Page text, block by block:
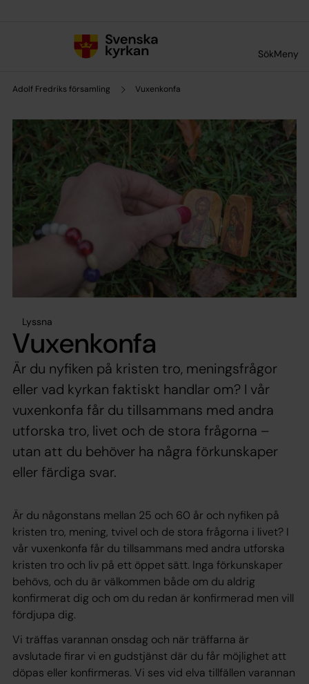
SökMeny
Adolf Fredriks församling Vuxenkonfa
Lyssna
Vuxenkonfa
Är du nyfiken på kristen tro, meningsfrågor
eller vad kyrkan faktiskt handlar om? I vår
vuxenkonfa får du tillsammans med andra
utforska tro, livet och de stora frågorna –
utan att du behöver ha några förkunskaper
eller färdiga svar.
Är du någonstans mellan 25 och 60 år och nyfiken på
kristen tro, mening, tvivel och de stora frågorna i livet? I
vår vuxenkonfa får du tillsammans med andra utforska
kristen tro och liv på ett öppet sätt. Inga förkunskaper
behövs, och du är välkommen både om du aldrig
konfirmerat dig och om du redan är konfirmerad men vill
fördjupa dig.
Vi träffas varannan onsdag och när träffarna är
avslutade firar vi en gudstjänst där du får möjlighet att
döpas eller konfirmeras. Vi ses vid elva tillfällen varannan